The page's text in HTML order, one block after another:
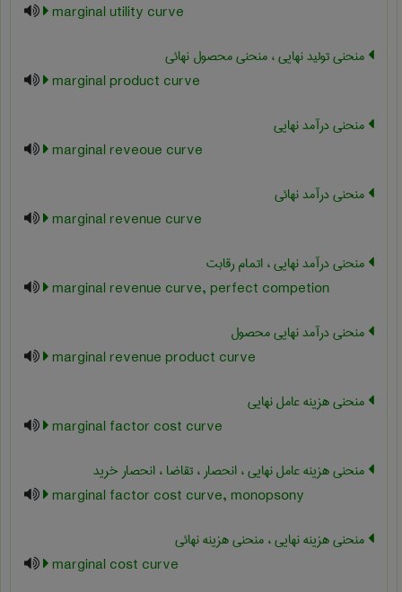
marginal utility curve
منحنی تولید نهایی ، منحنی محصول نهائی
marginal product curve
منحنی درآمد نهایی
marginal reveoue curve
منحنی درآمد نهائی
marginal revenue curve
منحنی درآمد نهایی ، اتمام رقابت
marginal revenue curve, perfect competion
منحنی درآمد نهایی محصول
marginal revenue product curve
منحنی هزینه عامل نهایی
marginal factor cost curve
منحنی هزینه عامل نهایی ، انحصار ، تقاضا ، انحصار خرید
marginal factor cost curve, monopsony
منحنی هزینه نهایی ، منحنی هزینه نهائی
marginal cost curve